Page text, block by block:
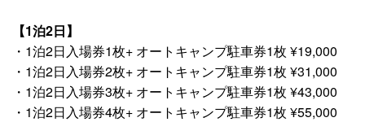
【1泊2日】
・1泊2日入場券1枚+ オートキャンプ駐車券1枚 ¥19,000
・1泊2日入場券2枚+ オートキャンプ駐車券1枚 ¥31,000
・1泊2日入場券3枚+ オートキャンプ駐車券1枚 ¥43,000
・1泊2日入場券4枚+ オートキャンプ駐車券1枚 ¥55,000